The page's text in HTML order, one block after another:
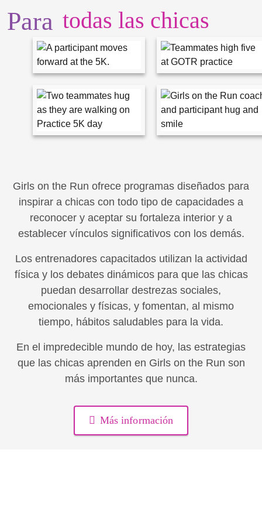
Para todas las chicas
Girls on the Run ofrece programas diseñados para
inspirar a chicas con todo tipo de capacidades a
reconocer y aceptar su fortaleza interior y a
establecer vínculos significativos con los demás.
Los entrenadores capacitados utilizan la actividad
física y los debates dinámicos para que las chicas
puedan desarrollar destrezas sociales,
emocionales y físicas, y fomentan, al mismo
tiempo, hábitos saludables para la vida.
En el impredecible mundo de hoy, las estrategias
que las chicas aprenden en Girls on the Run son
más importantes que nunca.
Más información